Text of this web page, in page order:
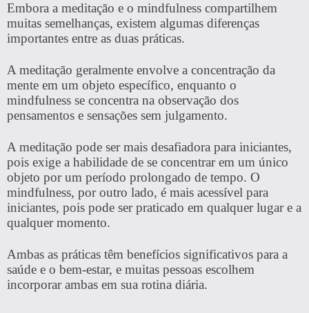
Embora a meditação e o mindfulness compartilhem
muitas semelhanças, existem algumas diferenças
importantes entre as duas práticas.
A meditação geralmente envolve a concentração da
mente em um objeto específico, enquanto o
mindfulness se concentra na observação dos
pensamentos e sensações sem julgamento.
A meditação pode ser mais desafiadora para iniciantes,
pois exige a habilidade de se concentrar em um único
objeto por um período prolongado de tempo. O
mindfulness, por outro lado, é mais acessível para
iniciantes, pois pode ser praticado em qualquer lugar e a
qualquer momento.
Ambas as práticas têm benefícios significativos para a
saúde e o bem-estar, e muitas pessoas escolhem
incorporar ambas em sua rotina diária.